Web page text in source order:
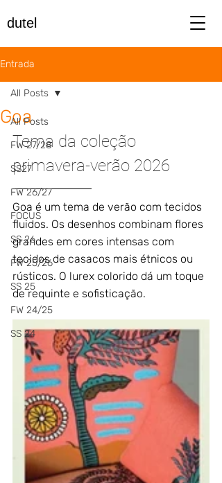
dutel
Entrada
All Posts
FW 27/28
SS27
FW 26/27
FOCUS
SS 26
FW 25/26
SS 25
FW 24/25
SS 24
All Posts
Goa
Tema da coleção
primavera-verão 2026
Goa é um tema de verão com tecidos
fluidos. Os desenhos combinam flores
grandes em cores intensas com
tecidos de casacos mais étnicos ou
rústicos. O lurex colorido dá um toque
de requinte e sofisticação.